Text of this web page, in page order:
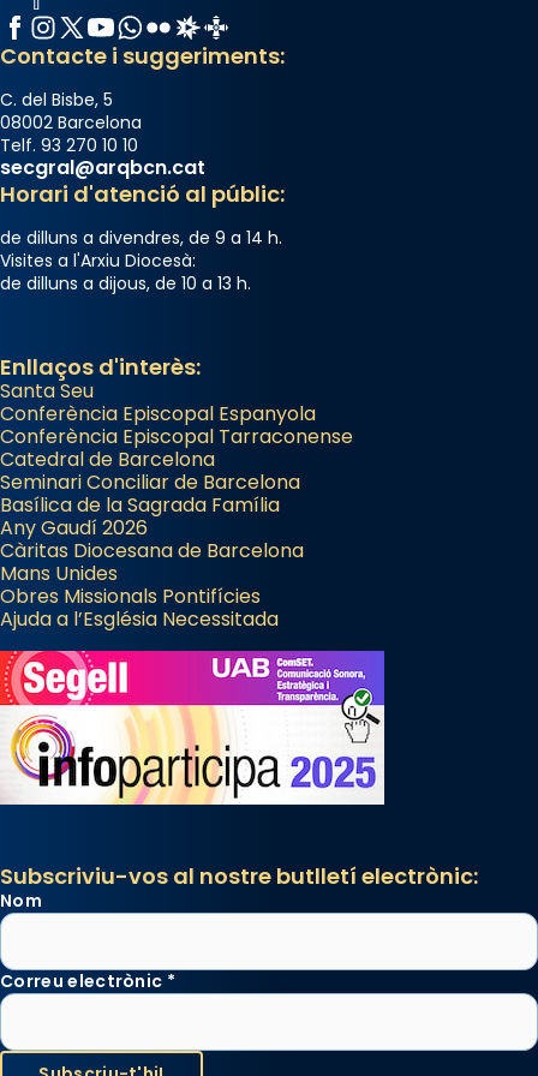
Facebook
Instagram
X / Twitter
YouTube
WhatsApp
FlickrRadio Estel
Catalunya Cristiana
Contacte i suggeriments:
C. del Bisbe, 5
08002 Barcelona
Telf. 93 270 10 10
secgral@arqbcn.cat
Horari d'atenció al públic:
de dilluns a divendres, de 9 a 14 h.
Visites a l'Arxiu Diocesà:
de dilluns a dijous, de 10 a 13 h.
Enllaços d'interès:
Santa Seu
Conferència Episcopal Espanyola
Conferència Episcopal Tarraconense
Catedral de Barcelona
Seminari Conciliar de Barcelona
Basílica de la Sagrada Família
Any Gaudí 2026
Càritas Diocesana de Barcelona
Mans Unides
Obres Missionals Pontifícies
Ajuda a l’Església Necessitada
Subscriviu-vos al nostre butlletí electrònic:
Nom
Correu electrònic *